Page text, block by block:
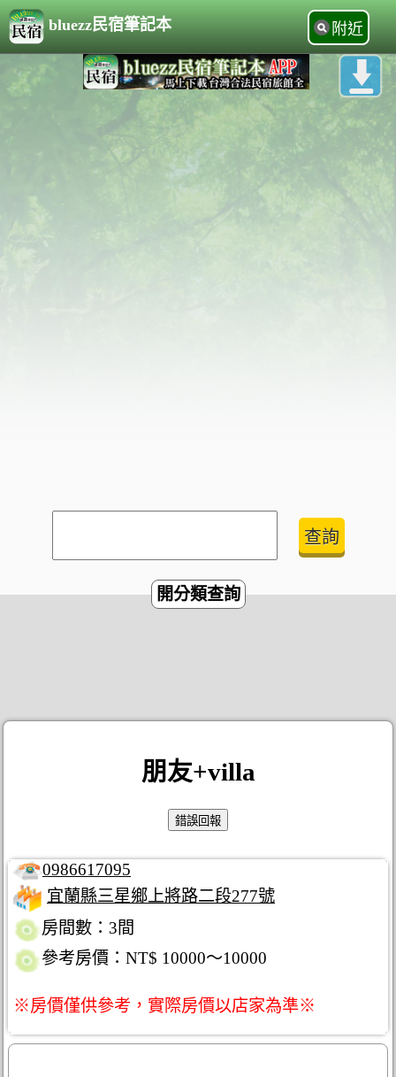
bluezz民宿筆記本 附近
開分類查詢
朋友+villa
0986617095
宜蘭縣三星鄉上將路二段277號
房間數：3間
參考房價：NT$ 10000～10000
※房價僅供參考，實際房價以店家為準※